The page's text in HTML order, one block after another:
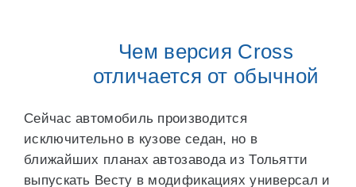
Чем версия Cross
отличается от обычной
Сейчас автомобиль производится
исключительно в кузове седан, но в
ближайших планах автозавода из Тольятти
выпускать Весту в модификациях универсал и